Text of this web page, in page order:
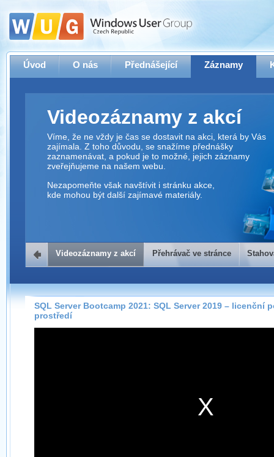
Úvod O nás Přednášející Záznamy
Videozáznamy z akcí
Víme, že ne vždy je čas se dostavit na akci, která by Vás
zajímala. Z toho důvodu, se snažíme přednášky
zaznamenávat, a pokud je to možné, jejich záznamy
zveřejňujeme na našem webu.
Nezapomeňte však navštívit i stránku akce,
kde mohou být další zajímavé materiály.
Přehrávač ve stránce
Záznamy na našem webu můžete pohodlně sledovat
přímo na stránce s využitím našehoHTML 5nebo
Silverlightpřehrávače.
Stahování záznamů
Videozáznamy z akcí Přehrávač ve stránce
SQL Server Bootcamp 2021: SQL Server 2019 – licenční
prostředí